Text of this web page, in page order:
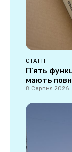
СТАТТІ
П’ять
мають
8 Серпня 2026